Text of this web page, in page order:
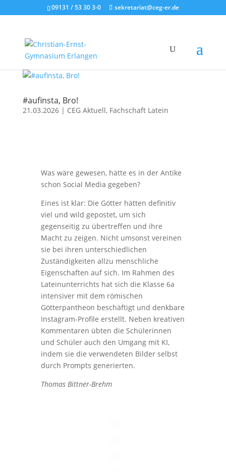
09131 / 53 30 3-0 sekretariat@ceg-er.de
#aufinsta, Bro!
21.03.2026| CEG Aktuell, Fachschaft Latein
Was wäre gewesen, hätte es in der Antike
schon Social Media gegeben?
Eines ist klar: Die Götter hätten definitiv
viel und wild gepostet, um sich
gegenseitig zu übertreffen und ihre
Macht zu zeigen. Nicht umsonst vereinen
sie bei ihren unterschiedlichen
Zuständigkeiten allzu menschliche
Eigenschaften auf sich. Im Rahmen des
Lateinunterrichts hat sich die Klasse 6a
intensiver mit dem römischen
Götterpantheon beschäftigt und denkbare
Instagram-Profile erstellt. Neben kreativen
Kommentaren übten die Schülerinnen
und Schüler auch den Umgang mit KI,
indem sie die verwendeten Bilder selbst
durch Prompts generierten.
Thomas Bittner-Brehm